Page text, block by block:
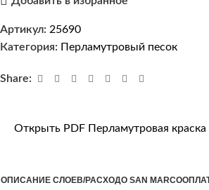
Артикул: 25690
Категория: Перламутровый песок
Share:
Открыть PDF Перламутровая
ОПИСАНИЕ СЛОЕВ/РАСХОДО SAN MARCO